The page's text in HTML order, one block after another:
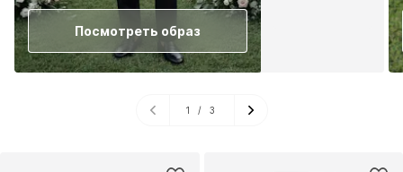
Посмотреть образ
1 / 3